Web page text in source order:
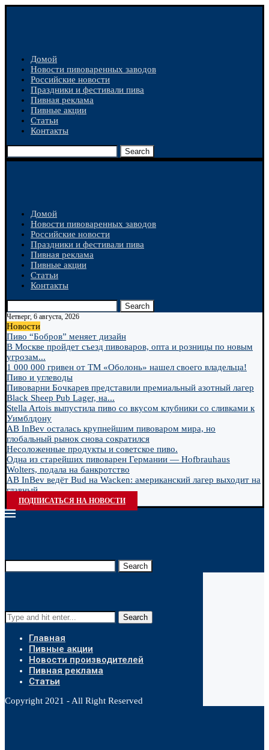
Домой
Новости пивоваренных заводов
Российские новости
Праздники и фестивали пива
Пивная реклама
Пивные акции
Статьи
Контакты
Search
Домой
Новости пивоваренных заводов
Российские новости
Праздники и фестивали пива
Пивная реклама
Пивные акции
Статьи
Контакты
Search
Четверг, 6 августа, 2026
Новости
Пиво “Бобров” меняет дизайн
В Москве пройдет съезд пивоваров, опта и розницы по новым
угрозам...
1 000 000 гривен от ТМ «Оболонь» нашел своего владельца!
Пиво и углеводы
Пивоварни Бочкарев представили премиальный азотный лагер
Black Sheep Pub Lager, на...
Stella Artois выпустила пиво со вкусом клубники со сливками к
Уимблдону
AB InBev осталась крупнейшим пивоваром мира, но
глобальный рынок снова сократился
Несоложенные продукты и советское пиво.
Одна из старейших пивоварен Германии — Hofbrauhaus
Wolters, подала на банкротство
AB InBev ведёт Bud на Wacken: американский лагер выходит на
главный...
ПОДПИСАТЬСЯ НА НОВОСТИ
Search
Search
Главная
Пивные акции
Новости производителей
Пивная реклама
Статьи
Copyright 2021 - All Right Reserved